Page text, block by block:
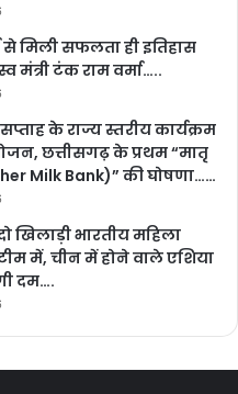
मिली सफलता ही इतिहास
मंत्री टंक राम वर्मा…..
के राज्य स्तरीय कार्यक्रम
छत्तीसगढ़ के प्रथम “मातृ
Milk Bank)” की घोषणा……
खिलाड़ी भारतीय महिला
में, चीन में होने वाले एशिया
दम….